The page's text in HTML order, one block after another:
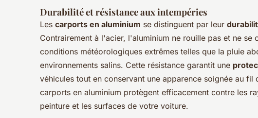
Durabilité et résistance aux intempéries
Les carports en aluminium se distinguent par leur
Contrairement à l'acier, l'aluminium ne rouille pas et ne se
conditions météorologiques extrêmes telles que la pluie
environnements salins. Cette résistance garantit une
véhicules tout en conservant une apparence soignée au fil
carports en aluminium protègent efficacement contre les
peinture et les surfaces de votre voiture.